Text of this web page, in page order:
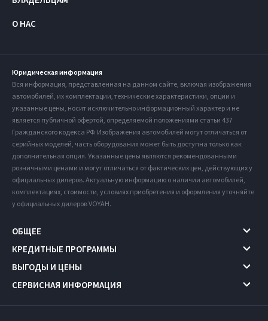
О НАС
Юридическая информация
Вся информация, представленная на данном сайте, включая изображения
автомобилей, их комплектации, технические характеристики, опции и
указанные цены, носит исключительно информационный характер и не
является публичной офертой, определяемой положениями статьи 437
Гражданского кодекса РФ. Изображения автомобилей могут отличаться от
серийных моделей, часть оборудования может быть доступна только как
дополнительная опция. Указанные цены являются рекомендованными
розничными ценами и могут отличаться от фактических цен, действующих у
официальных дилеров. Актуальную информацию о наличии автомобилей,
комплектациях, стоимости, условиях приобретения и оформления уточняйте
у официальных дилеров VOYAH.
ОБЩЕЕ
КРЕДИТНЫЕ ПРОГРАММЫ
ВЫГОДЫ И ЦЕНЫ
СЕРВИСНАЯ ИНФОРМАЦИЯ